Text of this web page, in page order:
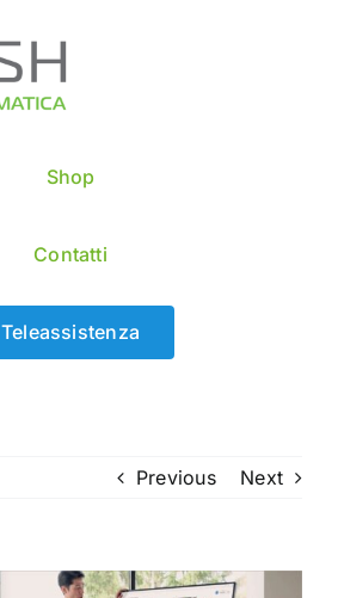
Shop
Contatti
Teleassistenza
Previous Next